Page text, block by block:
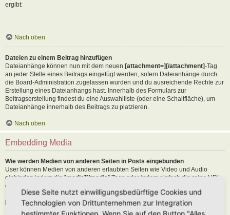
ergibt:
Nach oben
Dateien zu einem Beitrag hinzufügen
Dateianhänge können nun mit dem neuen [attachment=][/attachment]-Tag
an jeder Stelle eines Beitrags eingefügt werden, sofern Dateianhänge durch
die Board-Administration zugelassen wurden und du ausreichende Rechte zur
Erstellung eines Dateianhangs hast. Innerhalb des Formulars zur
Beitragserstellung findest du eine Auswahlliste (oder eine Schaltfläche), um
Dateianhänge innerhalb des Beitrags zu platzieren.
Nach oben
Embedding Media
Wie werden Medien von anderen Seiten in Posts eingebunden
User können Medien von anderen erlaubten Seiten wie Video und Audio
einbinden indem die [media][/media] Tags oder indem einfach die reine URL
der erlaubten Seite in den Text kopiert wird. Als Beispiel:
[media]https://youtu.be/Ne18ZQ7LLI0[/media]
Diese Seite nutzt einwilligungsbedürftige Cookies und
Technologien von Drittunternehmen zur Integration